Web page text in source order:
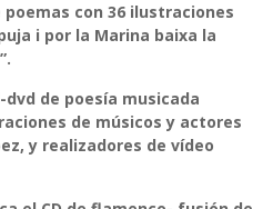
poemas con 36 ilustraciones
i por la Marina baixa la
dvd de poesía musicada
de músicos y actores
y realizadores de vídeo